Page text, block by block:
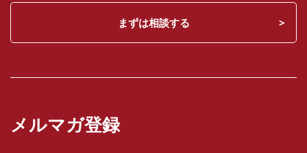
まずは相談する
メルマガ登録